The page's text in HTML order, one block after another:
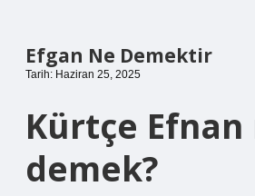
Efgan Ne Demektir
Tarih: Haziran 25, 2025
Kürtçe Efnan
demek?